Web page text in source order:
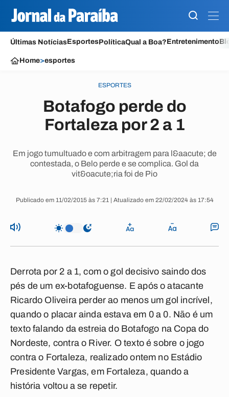
Últimas NotíciasEsportesPolíticaQual a Boa?Entretenimento
Home>esportes
ESPORTES
Botafogo perde do
Fortaleza por 2 a 1
Em jogo tumultuado e com arbitragem para l&aacute; de
contestada, o Belo perde e se complica. Gol da
vit&oacute;ria foi de Pio
Publicado em 11/02/2015 às 7:21 | Atualizado em 22/02/2024 às 17:54
Derrota por 2 a 1, com o gol decisivo saindo dos
pés de um ex-botafoguense. E após o atacante
Ricardo Oliveira perder ao menos um gol incrível,
quando o placar ainda estava em 0 a 0. Não é um
texto falando da estreia do Botafogo na Copa do
Nordeste, contra o River. O texto é sobre o jogo
contra o Fortaleza, realizado ontem no Estádio
Presidente Vargas, em Fortaleza, quando a
história voltou a se repetir.